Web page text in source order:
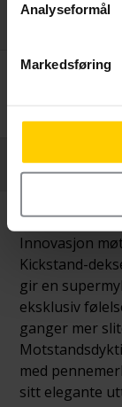
Analyseformål
Markedsføring
Innovasjon
Kickstand-
gir en
eksklusiv
ganger mer
med
sitt elegante